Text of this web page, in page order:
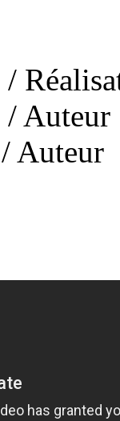
/
/ Auteur
/ Auteur